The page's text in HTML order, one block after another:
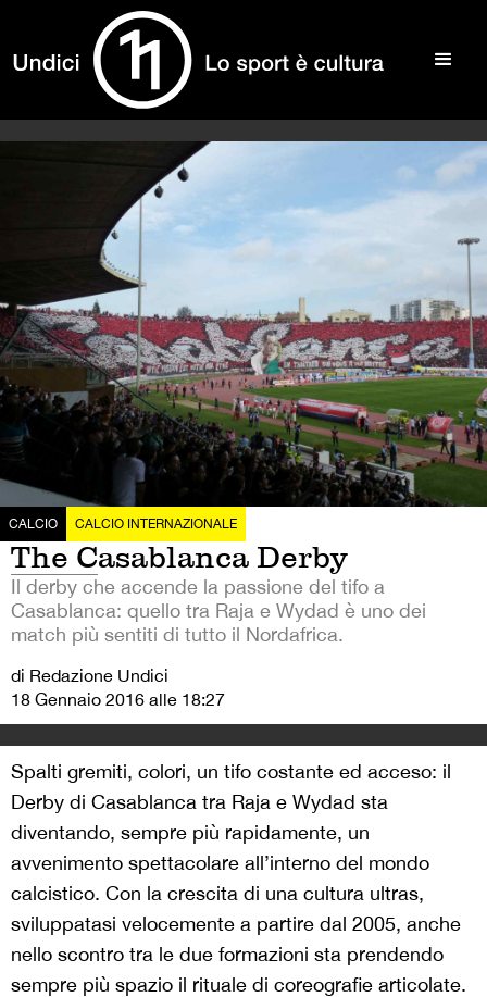
CALCIO CALCIO INTERNAZIONALE
The Casablanca Derby
Il derby che accende la passione del tifo a
Casablanca: quello tra Raja e Wydad è uno dei
match più sentiti di tutto il Nordafrica.
di Redazione Undici
18 Gennaio 2016 alle 18:27
Spalti gremiti, colori, un tifo costante ed acceso: il
Derby di Casablanca tra Raja e Wydad sta
diventando, sempre più rapidamente, un
avvenimento spettacolare all’interno del mondo
calcistico. Con la crescita di una cultura ultras,
sviluppatasi velocemente a partire dal 2005, anche
nello scontro tra le due formazioni sta prendendo
sempre più spazio il rituale di coreografie articolate.